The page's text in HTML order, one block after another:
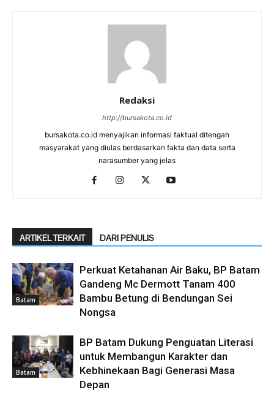
Redaksi
http://bursakota.co.id
bursakota.co.id menyajikan informasi faktual ditengah
masyarakat yang diulas berdasarkan fakta dan data serta
narasumber yang jelas
ARTIKEL TERKAIT DARI PENULIS
Batam
Perkuat Ketahanan Air Baku, BP Batam
Gandeng Mc Dermott Tanam 400
Bambu Betung di Bendungan Sei
Nongsa
Batam
BP Batam Dukung Penguatan Literasi
untuk Membangun Karakter dan
Kebhinekaan Bagi Generasi Masa
Depan